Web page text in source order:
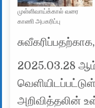
முள்ளிவாய்க்கால் வரை
காணி அபகரிப்பு
சுவீகரிப்பதற்காக,
2025.03.28 ஆம்
அறிவித்தலின்